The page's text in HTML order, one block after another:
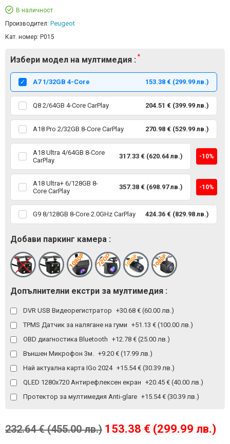
В наличност
Производител: Peugeot
Кат. номер: P015
153.38 € (299.99 лв.)
232.64 € (455.00 лв.)
Избери модел на мултимедия :
А7 1/32GB 4-Core 153.38 € (299.99 лв.)
Q8 2/64GB 4-Core CarPlay 204.51 € (399.99 лв.)
A18 Pro 2/32GB 8-Core CarPlay 270.98 € (529.99 лв.)
A18 Ultra 4/64GB 8-Core
CarPlay
317.33 € (620.64 лв.) -10%
A18 Ultra+ 6/128GB 8-
Core CarPlay
357.38 € (698.97 лв.) -10%
G9 8/128GB 8-Core 2.0GHz CarPlay 424.36 € (829.98 лв.)
Добави паркинг камера :
Допълнителни екстри за мултимедия :
DVR USB Видеорегистратор +30.68 € (60.00 лв.)
TPMS Датчик за налягане на гуми +51.13 € (100.00 лв.)
OBD диагностика Bluetooth +12.78 € (25.00 лв.)
Външен Микрофон 3м.
+9.20 € (17.99 лв.)
Най актуална карта IGo 2024 +15.54 € (30.39 лв.)
QLED 1280x720 Антирефлексен екран +20.45 € (40.00 лв.)
Протектор за мултимедия Anti-glare +15.54 € (30.39 лв.)